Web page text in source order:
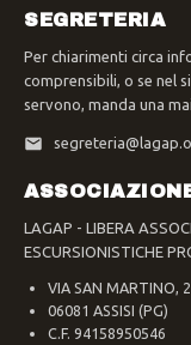
SEGRETERIA
Per chiarimenti circa
comprensibili, o se nel
servono, manda una
LAGAP - LIBERA
ESCURSIONISTICHE
VIA SAN MARTINO,
06081 ASSISI (PG)
C.F. 94158950546